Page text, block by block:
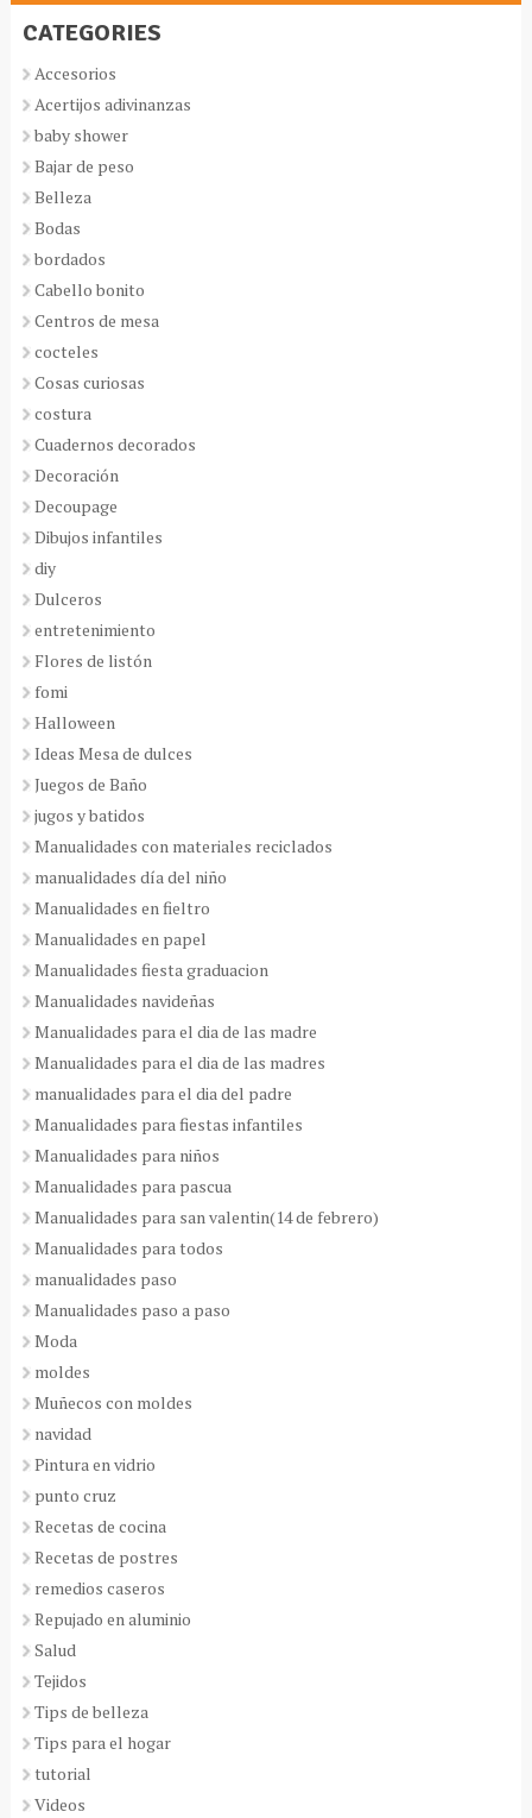
CATEGORIES
Accesorios
Acertijos adivinanzas
baby shower
Bajar de peso
Belleza
Bodas
bordados
Cabello bonito
Centros de mesa
cocteles
Cosas curiosas
costura
Cuadernos decorados
Decoración
Decoupage
Dibujos infantiles
diy
Dulceros
entretenimiento
Flores de listón
fomi
Halloween
Ideas Mesa de dulces
Juegos de Baño
jugos y batidos
Manualidades con materiales reciclados
manualidades día del niño
Manualidades en fieltro
Manualidades en papel
Manualidades fiesta graduacion
Manualidades navideñas
Manualidades para el dia de las madre
Manualidades para el dia de las madres
manualidades para el dia del padre
Manualidades para fiestas infantiles
Manualidades para niños
Manualidades para pascua
Manualidades para san valentin(14 de febrero)
Manualidades para todos
manualidades paso
Manualidades paso a paso
Moda
moldes
Muñecos con moldes
navidad
Pintura en vidrio
punto cruz
Recetas de cocina
Recetas de postres
remedios caseros
Repujado en aluminio
Salud
Tejidos
Tips de belleza
Tips para el hogar
tutorial
Videos